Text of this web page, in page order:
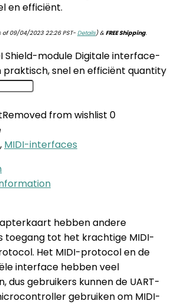
en efficiënt.
09/04/2023 22:26 PST-Details)&FREE Shipping.
Shield-module Digitale interface-
praktisch, snel en efficiënt quantity
Removed from wishlist 0
, MIDI-interfaces
hebben andere
toegang tot het krachtige MIDI-
Het MIDI-protocol en de
interface hebben veel
dus gebruikers kunnen de UART-
gebruiken om MIDI-